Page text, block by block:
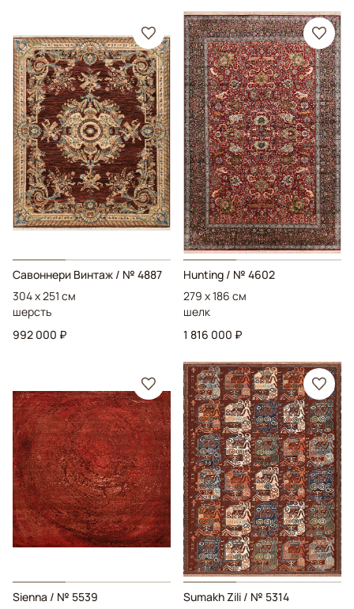
Савоннери Винтаж / № 4887
304 x 251 см
шерсть
992 000 ₽
Hunting / № 4602
279 x 186 см
шелк
1 816 000 ₽
Sienna / № 5539
Sumakh Zili / № 5314